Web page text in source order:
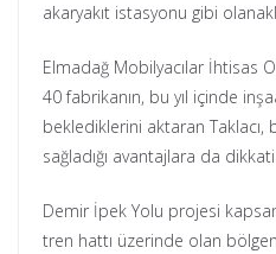
akaryakıt istasyonu gibi
Elmadağ Mobilyacılar İhtisas
40 fabrikanın, bu yıl içinde
beklediklerini aktaran
sağladığı avantajlara da
Demir İpek Yolu projesi
tren hattı üzerinde olan